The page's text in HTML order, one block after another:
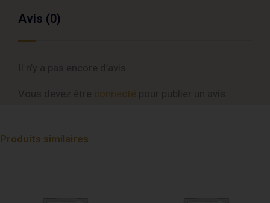
Avis (0)
connecté
Produits similaires